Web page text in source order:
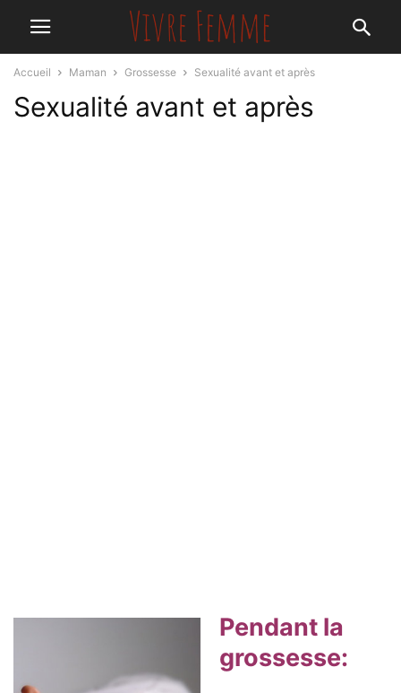
Accueil Maman Grossesse Sexualité avant et après
Sexualité avant et après
Pendant la
grossesse: